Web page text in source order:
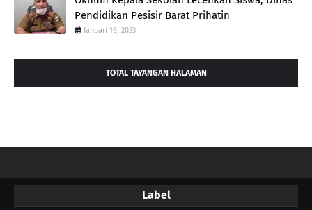
Pendidikan Pesisir Barat Prihatin
Januari 16, 2023
TOTAL TAYANGAN HALAMAN
Label